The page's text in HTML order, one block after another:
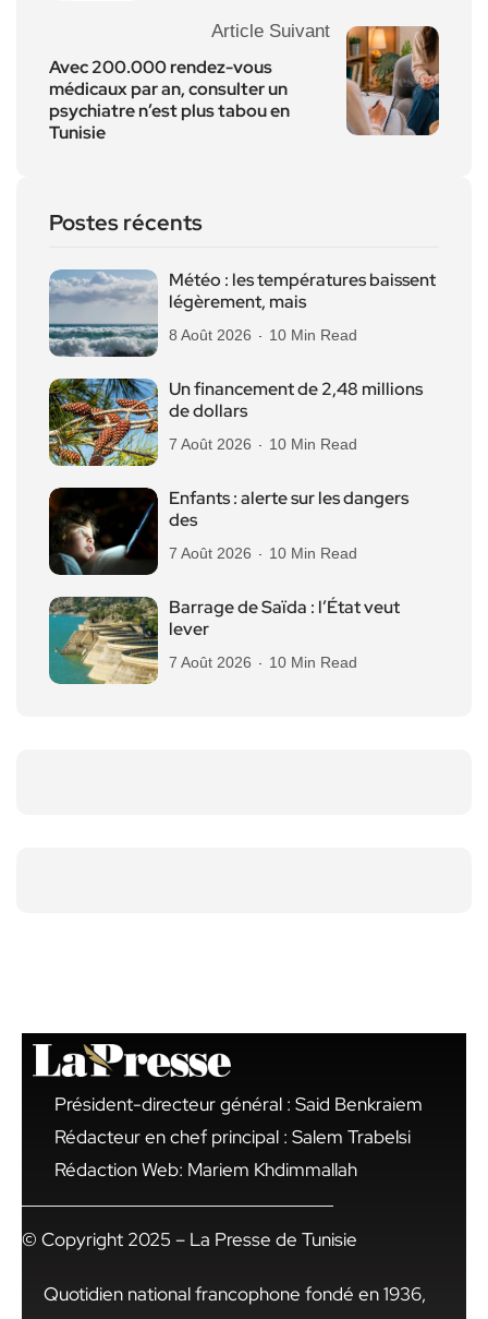
Article Suivant
Avec 200.000 rendez-vous
médicaux par an, consulter un
psychiatre n’est plus tabou en
Tunisie
Postes récents
Météo : les températures baissent
légèrement, mais
8 Août 2026 10 Min Read
Un financement de 2,48 millions
de dollars
7 Août 2026 10 Min Read
Enfants : alerte sur les dangers
des
7 Août 2026 10 Min Read
Barrage de Saïda : l’État veut
lever
7 Août 2026 10 Min Read
Président-directeur général : Said Benkraiem
Rédacteur en chef principal : Salem Trabelsi
Rédaction Web: Mariem Khdimmallah
© Copyright 2025 – La Presse de Tunisie
Quotidien national francophone fondé en 1936,